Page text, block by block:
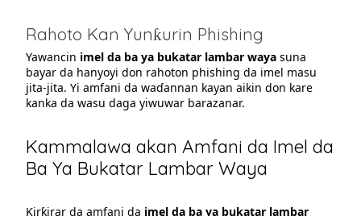
Rahoto Kan Yunƙurin Phishing
Yawancin imel da ba ya bukatar lambar waya suna
bayar da hanyoyi don rahoton phishing da imel masu
jita-jita. Yi amfani da waɗannan kayan aikin don kare
kanka da wasu daga yiwuwar barazanar.
Kammalawa akan Amfani da Imel da
Ba Ya Bukatar Lambar Waya
Ƙirƙirar da amfani da imel da ba ya bukatar lambar